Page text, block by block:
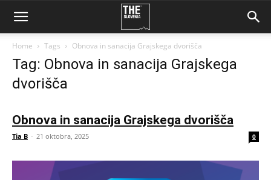
Home Tags Obnova in sanacija Grajskega dvorišča
Tag: Obnova in sanacija Grajskega
dvorišča
Obnova in sanacija Grajskega dvorišča
Tia B - 21 oktobra, 2025 0